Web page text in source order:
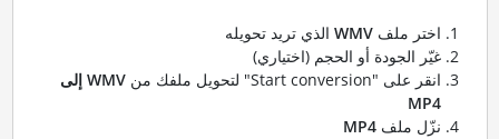
اختر ملف WMVالذي تريد تحويله
غيّر الجودة أو الحجم (اختياري)
انقر على "Start conversion" لتحويل ملفك من
WMV إلى
MP4
نزّل ملف MP4